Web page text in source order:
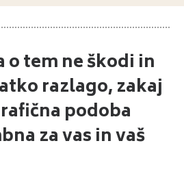
o tem ne škodi in
razlago, zakaj
podoba
za vas in vaš